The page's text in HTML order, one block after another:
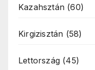
Kazahsztán (60)
Kirgizisztán (58)
Lettország (45)